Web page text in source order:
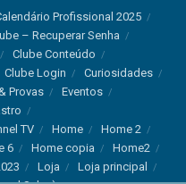
Profissional 2025
– Recuperar Senha
Clube Conteúdo
Clube Login
Curiosidades
Provas
Eventos
TV
Home
Home 2
6 Home copia
Home2
Loja
Loja principal